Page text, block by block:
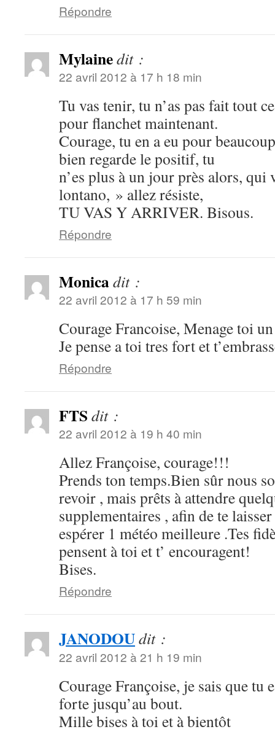
Répondre
Mylainedit :
22 avril 2012 à 17 h 18 min
Tu vas tenir, tu n’as pas fait tout
pour flanchet maintenant.
Courage, tu en a eu pour
bien regarde le positif, tu
n’es plus à un jour près alors, qui
lontano, » allez résiste,
TU VAS Y ARRIVER. Bisous.
Répondre
Monicadit :
22 avril 2012 à 17 h 59 min
Courage Francoise, Menage toi
Je pense a toi tres fort et
Répondre
FTS dit :
22 avril 2012 à 19 h 40 min
Allez Françoise, courage!!!
Prends ton temps.Bien sûr nous
revoir , mais prêts à attendre
supplementaires , afin de te
espérer 1 météo meilleure .Tes
pensent à toi et t’ encouragent!
Bises.
Répondre
JANODOUdit :
22 avril 2012 à 21 h 19 min
Courage Françoise, je sais que tu
forte jusqu’au bout.
Mille bises à toi et à bientôt